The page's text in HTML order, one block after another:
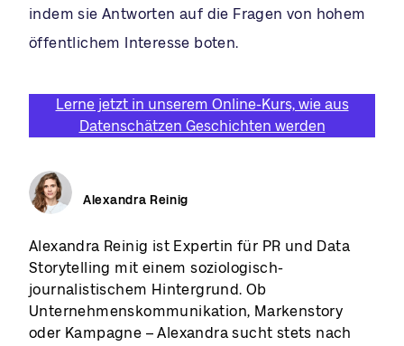
indem sie Antworten auf die Fragen von hohem
öffentlichem Interesse boten.
Lerne jetzt in unserem Online-Kurs, wie aus
Datenschätzen Geschichten werden
Alexandra Reinig
Alexandra Reinig ist Expertin für PR und Data
Storytelling mit einem soziologisch-
journalistischem Hintergrund. Ob
Unternehmenskommunikation, Markenstory
oder Kampagne – Alexandra sucht stets nach